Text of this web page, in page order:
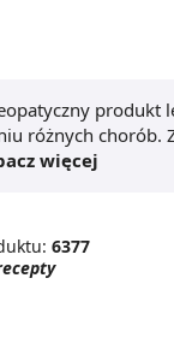
produkt
różnych chorób.
ze sposobem
więcej
6377